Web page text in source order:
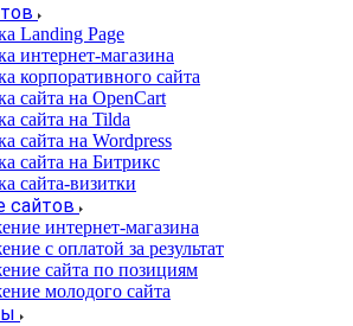
Landing Page
интернет-магазина
корпоративного сайта
сайта на OpenCart
сайта на Tilda
сайта на Wordpress
сайта на Битрикс
сайта-визитки
сайтов
интернет-магазина
с оплатой за результат
сайта по позициям
молодого сайта